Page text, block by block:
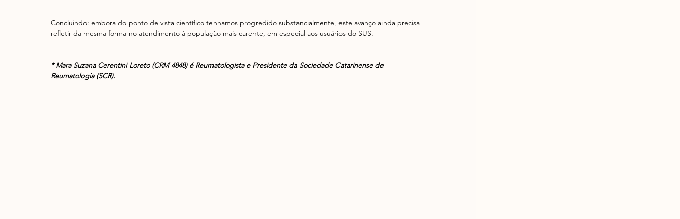
Concluindo: embora do ponto de vista científico tenhamos progredido substancialmente, este avanço ainda precisa
refletir da mesma forma no atendimento à população mais carente, em especial aos usuários do SUS.
* Mara Suzana Cerentini Loreto (CRM 4848) é Reumatologista e Presidente da Sociedade Catarinense de
Reumatologia (SCR).